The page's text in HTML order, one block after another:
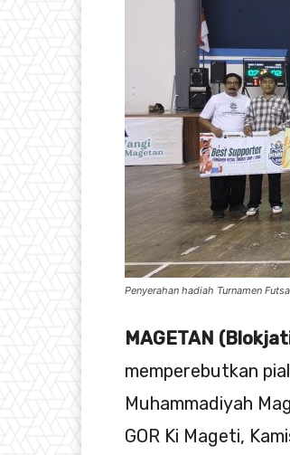
Penyerahan hadiah Turnamen
MAGETAN
memperebutkan
Muhammadiyah
GOR Ki Mageti,